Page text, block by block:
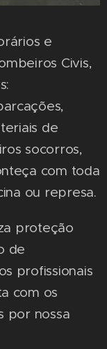
e
Civis,
de
socorros,
com toda
ou represa.
proteção
de
profissionais
com os
por nossa